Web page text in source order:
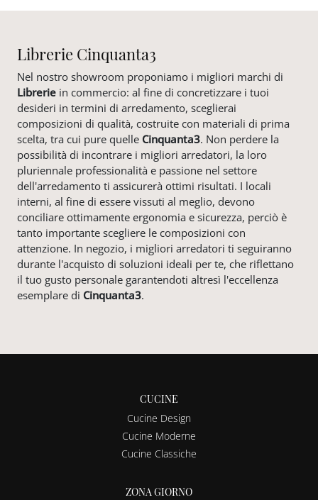
Librerie Cinquanta3
Nel nostro showroom proponiamo i migliori marchi di
Librerie in commercio: al fine di concretizzare i tuoi
desideri in termini di arredamento, sceglierai
composizioni di qualità, costruite con materiali di prima
scelta, tra cui pure quelle Cinquanta3. Non perdere la
possibilità di incontrare i migliori arredatori, la loro
pluriennale professionalità e passione nel settore
dell'arredamento ti assicurerà ottimi risultati. I locali
interni, al fine di essere vissuti al meglio, devono
conciliare ottimamente ergonomia e sicurezza, perciò è
tanto importante scegliere le composizioni con
attenzione. In negozio, i migliori arredatori ti seguiranno
durante l'acquisto di soluzioni ideali per te, che riflettano
il tuo gusto personale garantendoti altresì l'eccellenza
esemplare di Cinquanta3.
CUCINE
Cucine Design
Cucine Moderne
Cucine Classiche
ZONA GIORNO